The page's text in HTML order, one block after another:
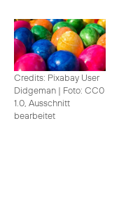
Credits: Pixabay User
Didgeman | Foto: CC0
1.0, Ausschnitt
bearbeitet